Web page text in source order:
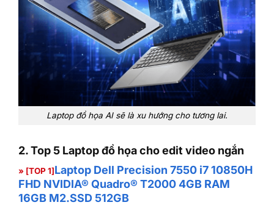
Laptop đồ họa AI sẽ là xu hướng cho tương lai.
2. Top 5 Laptop đồ họa cho edit video ngắn
» [TOP 1]Laptop Dell Precision 7550 i7 10850H
FHD NVIDIA® Quadro® T2000 4GB RAM
16GB M2.SSD 512GB